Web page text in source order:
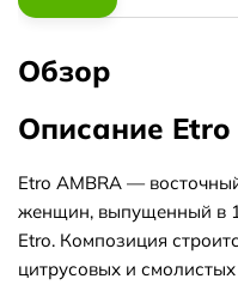
Обзор
Описание Etro
Etro AMBRA —
женщин, выпущенный в
Etro. Композиция
цитрусовых и